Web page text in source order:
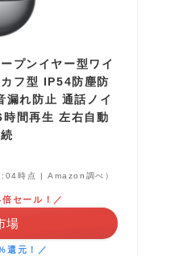
プンイヤー型ワイ
フ型 IP54防塵防
れ防止 通話ノイ
間再生 左右自動
時点 | Amazon調べ）
セール！／
場
還元！／